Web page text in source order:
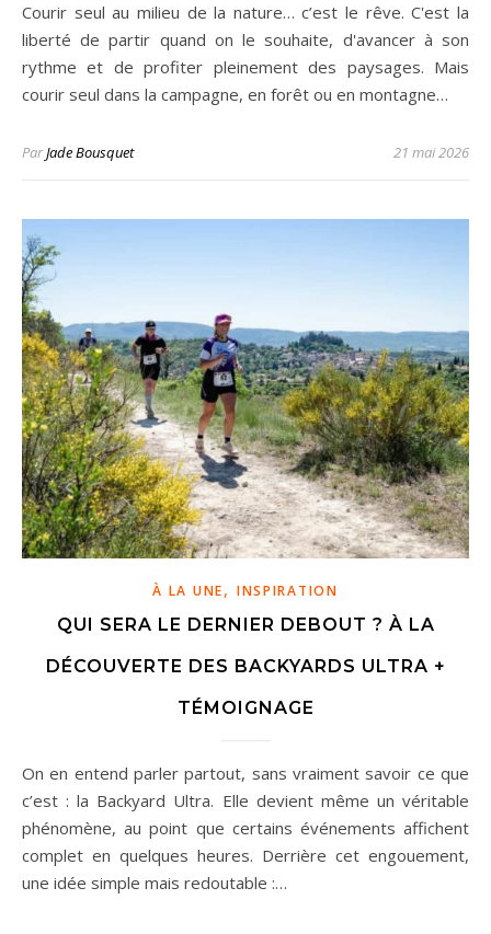
Courir seul au milieu de la nature… c’est le rêve. C'est la
liberté de partir quand on le souhaite, d'avancer à son
rythme et de profiter pleinement des paysages. Mais
courir seul dans la campagne, en forêt ou en montagne…
ParJade Bousquet 21 mai 2026
À LA UNE, INSPIRATION
QUI SERA LE DERNIER DEBOUT ? À LA
DÉCOUVERTE DES BACKYARDS ULTRA +
TÉMOIGNAGE
On en entend parler partout, sans vraiment savoir ce que
c’est : la Backyard Ultra. Elle devient même un véritable
phénomène, au point que certains événements affichent
complet en quelques heures. Derrière cet engouement,
une idée simple mais redoutable :…